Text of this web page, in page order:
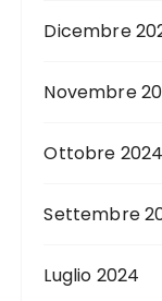
Dicembre
Novembre
Ottobre 2024
Settembre
Luglio 2024